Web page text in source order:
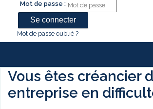
Mot de passe :
Mot de passe oublié ?
Vous êtes créancier
entreprise en